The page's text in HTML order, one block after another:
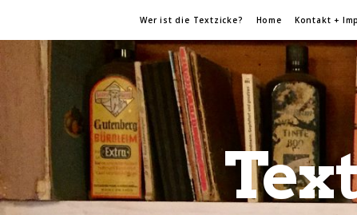
Wer ist die Textzicke? Home Kontakt +